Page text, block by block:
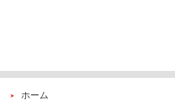
ホーム